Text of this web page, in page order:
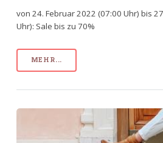
von 24. Februar 2022 (07:00 Uhr) bis
Uhr): Sale bis zu 70%
MEHR...